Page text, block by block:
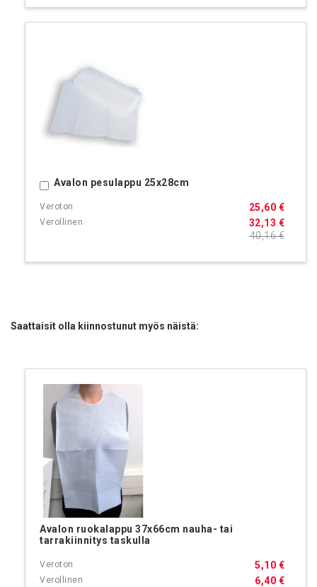
Avalon pesulappu 25x28cm
32,13 €
25,60 €
40,16 €
Ostoskoriin
Saattaisit olla kiinnostunut myös näistä:
Avalon ruokalappu 37x66cm nauha- tai
tarrakiinnitys taskulla
6,40 €
5,10 €